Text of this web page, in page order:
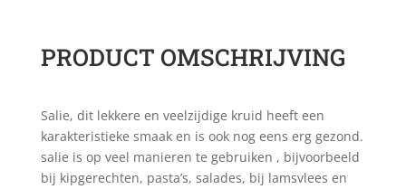
PRODUCT OMSCHRIJVING
Salie, dit lekkere en veelzijdige kruid heeft een
karakteristieke smaak en is ook nog eens erg gezond.
salie is op veel manieren te gebruiken , bijvoorbeeld
bij kipgerechten, pasta’s, salades, bij lamsvlees en